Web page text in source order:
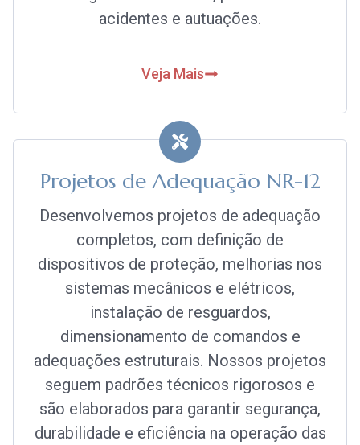
acidentes e autuações.
Veja Mais
Projetos de Adequação NR-12
Desenvolvemos projetos de adequação
completos, com definição de
dispositivos de proteção, melhorias nos
sistemas mecânicos e elétricos,
instalação de resguardos,
dimensionamento de comandos e
adequações estruturais. Nossos projetos
seguem padrões técnicos rigorosos e
são elaborados para garantir segurança,
durabilidade e eficiência na operação das